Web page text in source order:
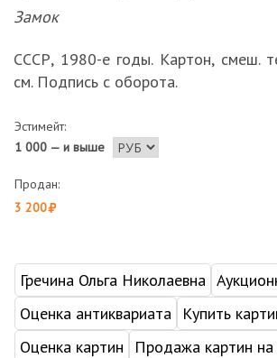
Замок
СССР, 1980-е годы. Картон, смеш.
см. Подпись с оборота.
Эстимейт:
1 000 — и выше
Продан:
3 200
Гречина Ольга Николаевна
Оценка антиквариата
Купить
Оценка картин
Продажа картин на